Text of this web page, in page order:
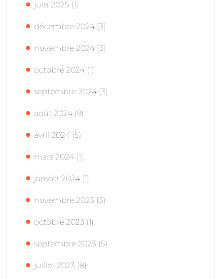
juin 2025 (1)
décembre 2024 (3)
novembre 2024 (3)
octobre 2024 (1)
septembre 2024 (3)
août 2024 (9)
avril 2024 (5)
mars 2024 (1)
janvier 2024 (1)
novembre 2023 (3)
octobre 2023 (1)
septembre 2023 (5)
juillet 2023 (8)